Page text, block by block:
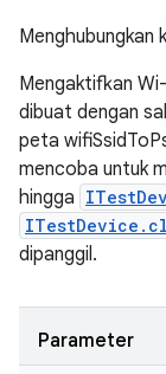
Menghubungkan
Mengaktifkan
dibuat dengan
peta
mencoba untuk
hingga
dipanggil.
Parameter